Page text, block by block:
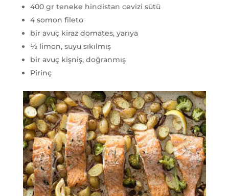
400 gr teneke hindistan cevizi sütü
4 somon fileto
bir avuç kiraz domates, yarıya
½ limon, suyu sıkılmış
bir avuç kişniş, doğranmış
Pirinç